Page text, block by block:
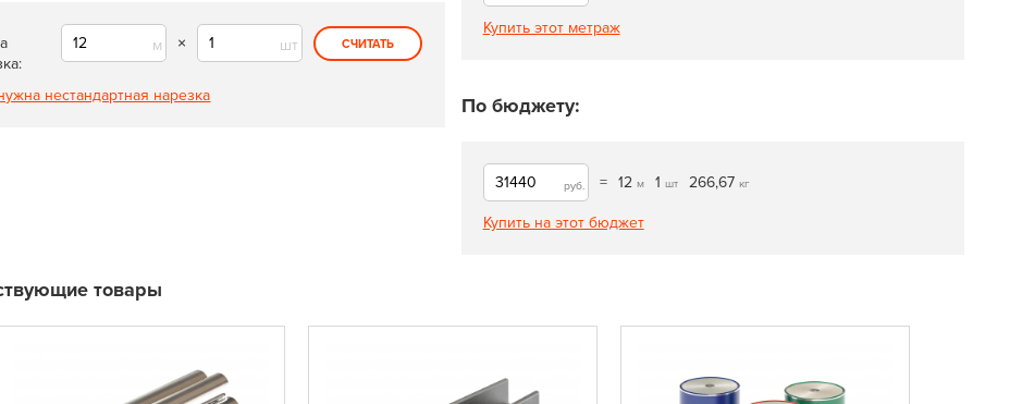
м × шт СЧИТАТЬ
нестандартная нарезка
Купить этот метраж
По бюджету:
руб. = 12 м 1 шт 266,67 кг
Купить на этот бюджет
товары